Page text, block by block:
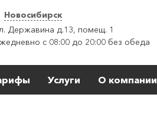
Новосибирск
Державина д.13, помещ. 1
с 08:00 до 20:00 без обеда
Услуги О компании